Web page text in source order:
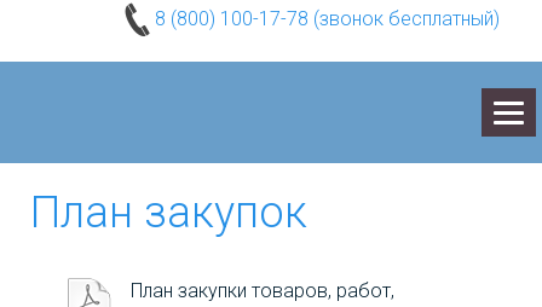
8 (800) 100-17-78 (звонок бесплатный)
План закупок
План закупки товаров, работ,